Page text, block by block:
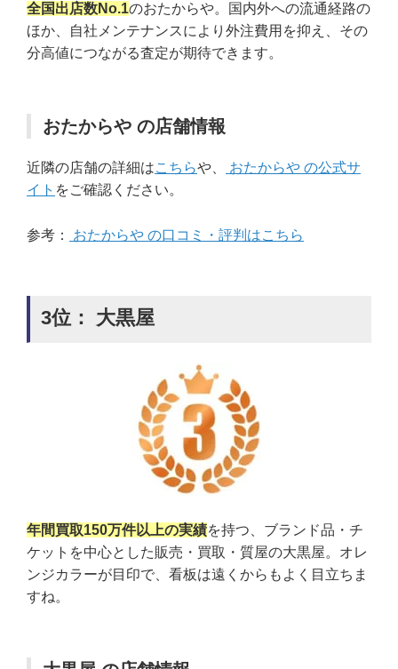
全国出店数No.1のおたからや。国内外への流通経路の
ほか、自社メンテナンスにより外注費用を抑え、その
分高値につながる査定が期待できます。
おたからや の店舗情報
近隣の店舗の詳細はこちらや、
おたからや の公式サ
イト をご確認ください。
参考： おたからや の口コミ・評判はこちら
3位： 大黒屋
年間買取150万件以上の実績を持つ、ブランド品・チ
ケットを中心とした販売・買取・質屋の大黒屋。オレ
ンジカラーが目印で、看板は遠くからもよく目立ちま
すね。